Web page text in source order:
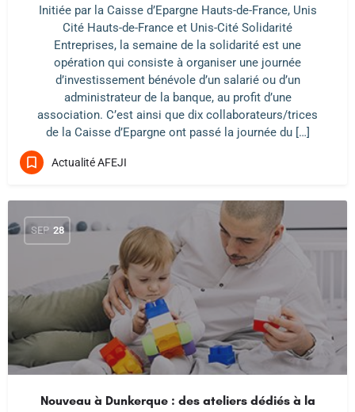
Initiée par la Caisse d’Epargne Hauts-de-France, Unis
Cité Hauts-de-France et Unis-Cité Solidarité
Entreprises, la semaine de la solidarité est une
opération qui consiste à organiser une journée
d’investissement bénévole d’un salarié ou d’un
administrateur de la banque, au profit d’une
association. C’est ainsi que dix collaborateurs/trices
de la Caisse d’Epargne ont passé la journée du […]
Actualité AFEJI
SEP 28
Nouveau à Dunkerque : des ateliers dédiés à la